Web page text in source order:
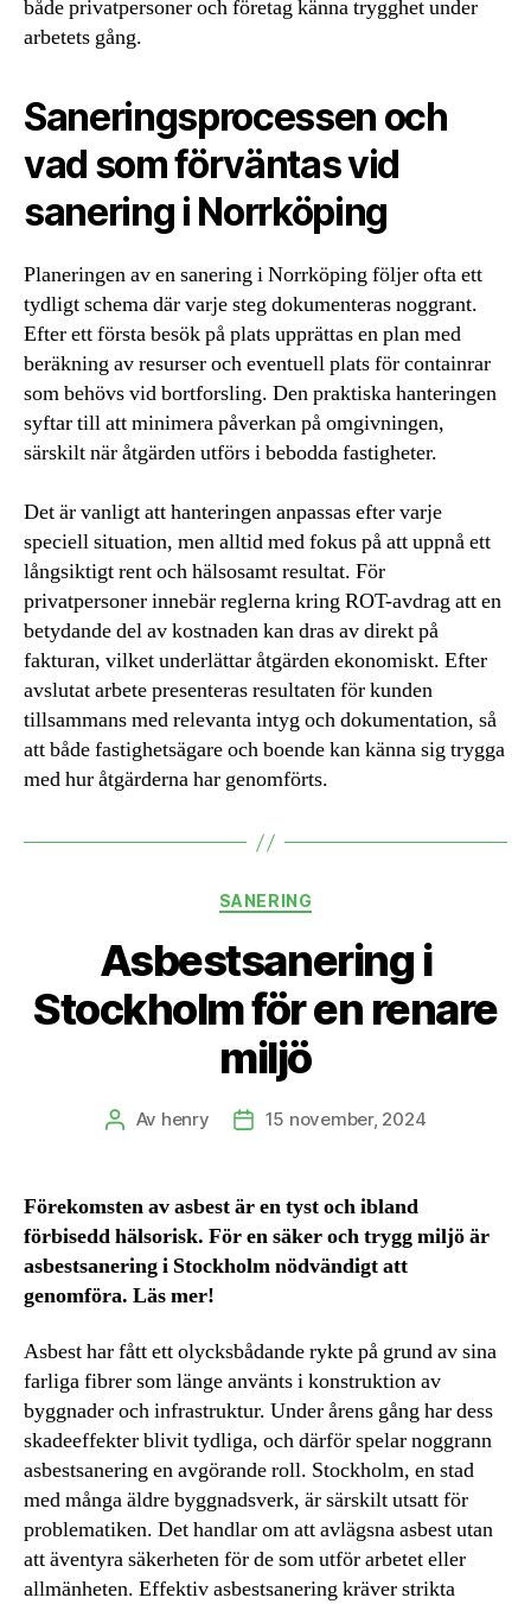
både privatpersoner och företag känna trygghet under
arbetets gång.
Saneringsprocessen och
vad som förväntas vid
sanering i Norrköping
Planeringen av en sanering i Norrköping följer ofta ett
tydligt schema där varje steg dokumenteras noggrant.
Efter ett första besök på plats upprättas en plan med
beräkning av resurser och eventuell plats för containrar
som behövs vid bortforsling. Den praktiska hanteringen
syftar till att minimera påverkan på omgivningen,
särskilt när åtgärden utförs i bebodda fastigheter.
Det är vanligt att hanteringen anpassas efter varje
speciell situation, men alltid med fokus på att uppnå ett
långsiktigt rent och hälsosamt resultat. För
privatpersoner innebär reglerna kring ROT-avdrag att en
betydande del av kostnaden kan dras av direkt på
fakturan, vilket underlättar åtgärden ekonomiskt. Efter
avslutat arbete presenteras resultaten för kunden
tillsammans med relevanta intyg och dokumentation, så
att både fastighetsägare och boende kan känna sig trygga
med hur åtgärderna har genomförts.
Kategorier
SANERING
Asbestsanering i
Stockholm för en renare
miljö
Inläggsförfattare
Av henry Inläggsdatum
15 november, 2024
Förekomsten av asbest är en tyst och ibland
förbisedd hälsorisk. För en säker och trygg miljö är
asbestsanering i Stockholm nödvändigt att
genomföra. Läs mer!
Asbest har fått ett olycksbådande rykte på grund av sina
farliga fibrer som länge använts i konstruktion av
byggnader och infrastruktur. Under årens gång har dess
skadeeffekter blivit tydliga, och därför spelar noggrann
asbestsanering en avgörande roll. Stockholm, en stad
med många äldre byggnadsverk, är särskilt utsatt för
problematiken. Det handlar om att avlägsna asbest utan
att äventyra säkerheten för de som utför arbetet eller
allmänheten. Effektiv asbestsanering kräver strikta